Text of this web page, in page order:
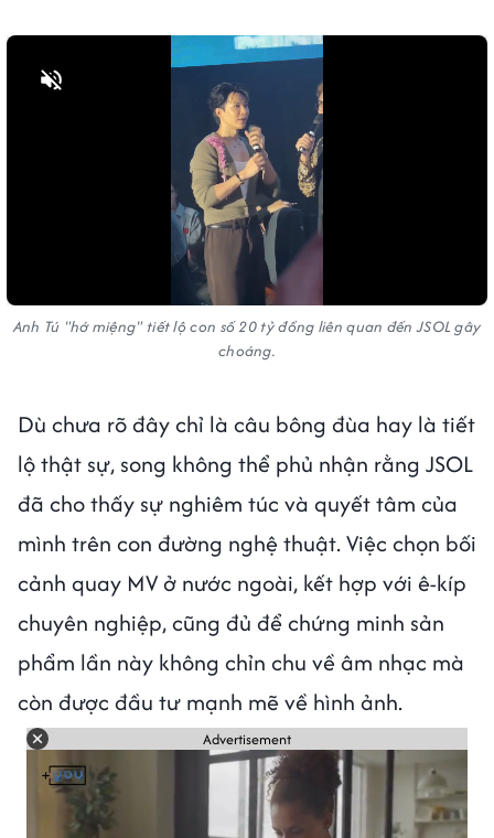
Anh Tú "hớ miệng" tiết lộ con số 20 tỷ đồng liên quan đến JSOL gây
choáng.
Dù chưa rõ đây chỉ là câu bông đùa hay là tiết
lộ thật sự, song không thể phủ nhận rằng JSOL
đã cho thấy sự nghiêm túc và quyết tâm của
mình trên con đường nghệ thuật. Việc chọn bối
cảnh quay MV ở nước ngoài, kết hợp với ê-kíp
chuyên nghiệp, cũng đủ để chứng minh sản
phẩm lần này không chỉn chu về âm nhạc mà
còn được đầu tư mạnh mẽ về hình ảnh.
Advertisement